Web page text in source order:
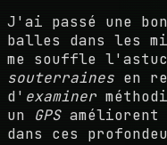
J'ai passé une
balles dans les
me souffle
souterraines en
d' examiner
un GPSaméliorent
dans ces